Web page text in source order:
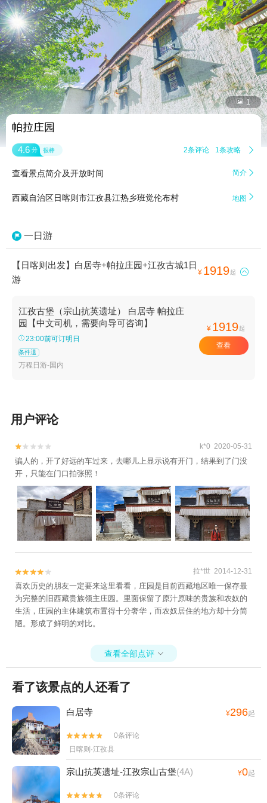
 1
帕拉庄园
4.6 分 很棒 2条评论 1条攻略 
查看景点简介及开放时间 简介 
西藏自治区日喀则市江孜县江热乡班觉伦布村 地图 
一日游
【日喀则出发】白居寺+帕拉庄园+江孜古城1日
游
¥ 1919起 
江孜古堡（宗山抗英遗址） 白居寺 帕拉庄
园【中文司机，需要向导可咨询】
23:00前可订明日
条件退
万程日游-国内
¥ 1919起
查看
用户评论

 k*0 2020-05-31
骗人的，开了好远的车过来，去哪儿上显示说有开门，结果到了门没
开，只能在门口拍张照！

 拉*世 2014-12-31
喜欢历史的朋友一定要来这里看看，庄园是目前西藏地区唯一保存最
为完整的旧西藏贵族领主庄园。里面保留了原汁原味的贵族和农奴的
生活，庄园的主体建筑布置得十分奢华，而农奴居住的地方却十分简
陋。形成了鲜明的对比。
查看全部点评 
看了该景点的人还看了
白居寺 ¥296起


0条评论
日喀则·江孜县
宗山抗英遗址-江孜宗山古堡(4A) ¥0起

 0条评论
